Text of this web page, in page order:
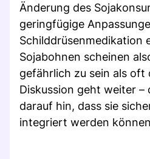
Änderung des
geringfügige
Schilddrüsenmedikation
Sojabohnen scheinen
gefährlich zu sein als oft
Diskussion geht weiter –
darauf hin, dass sie
integriert werden